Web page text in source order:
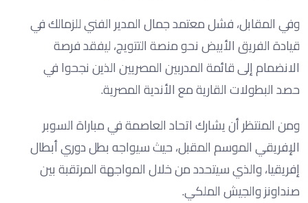
وفي المقابل، فشل معتمد جمال المدير الفني للزمالك في
قيادة الفريق الأبيض نحو منصة التتويج، ليفقد فرصة
الانضمام إلى قائمة المدربين المصريين الذين نجحوا في
حصد البطولات القارية مع الأندية المصرية.
ومن المنتظر أن يشارك اتحاد العاصمة في مباراة السوبر
الإفريقي الموسم المقبل، حيث سيواجه بطل دوري أبطال
إفريقيا، والذي سيتحدد من خلال المواجهة المرتقبة بين
صنداونز والجيش الملكي.